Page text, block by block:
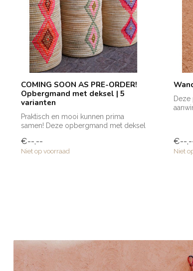
COMING SOON AS PRE-ORDER!
Opbergmand met deksel | 5
varianten
Praktisch en mooi kunnen prima
samen! Deze opbergmand met deksel
€--,--
Niet op voorraad
Deze
€--
Niet